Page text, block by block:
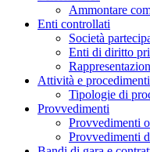
Ammontare
Enti controllati
Società
Enti di diritto
Attività e procedimenti
Tipologie di
Provvedimenti
Provvedimenti
Provvedimenti